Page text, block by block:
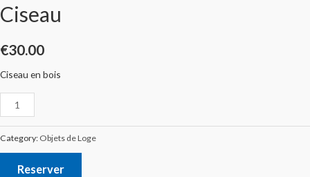
Ciseau
€30.00
Ciseau en bois
Category: Objets de Loge
Reserver